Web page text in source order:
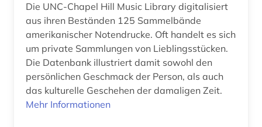
brahms (2)
brahms, johannes | komponist; pianist (2)
brahms-institut (2)
brief (6)
briefsammlung (3)
Die UNC-Chapel Hill Music Library digitalisiert
aus ihren Beständen 125 Sammelbände
amerikanischer Notendrucke. Oft handelt es sich
um private Sammlungen von Lieblingsstücken.
Die Datenbank illustriert damit sowohl den
persönlichen Geschmack der Person, als auch
das kulturelle Geschehen der damaligen Zeit.
Mehr Informationen